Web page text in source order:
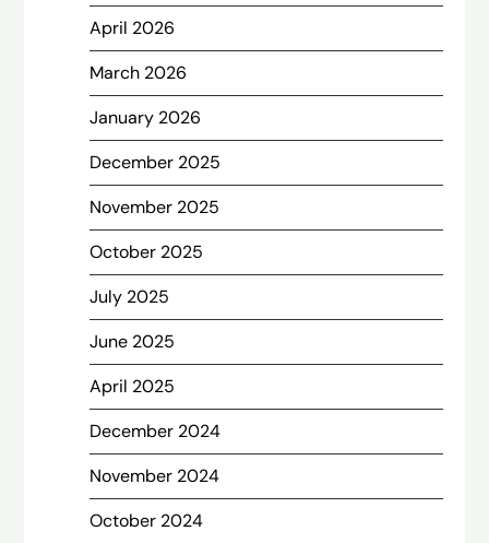
April 2026
March 2026
January 2026
December 2025
November 2025
October 2025
July 2025
June 2025
April 2025
December 2024
November 2024
October 2024